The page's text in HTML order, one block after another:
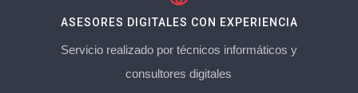
ASESORES DIGITALES CON EXPERIENCIA
Servicio realizado por técnicos informáticos y
consultores digitales